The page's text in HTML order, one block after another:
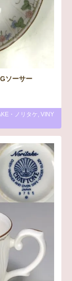
ソーサー
・ノリタケ ,VINY